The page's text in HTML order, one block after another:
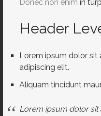
Donec non enim in
Header
Lorem ipsum dolor sit
adipiscing elit.
Aliquam tincidunt
Lorem ipsum dolor